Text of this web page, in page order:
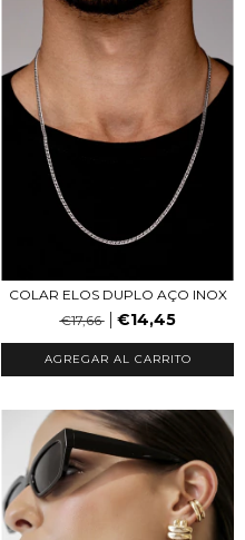
COLAR ELOS DUPLO AÇO INOX
€17,66
€14,45